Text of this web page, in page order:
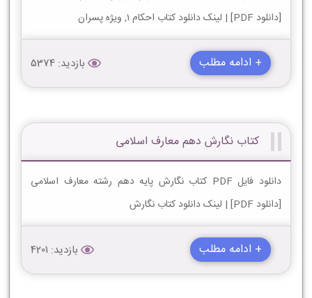
[دانلود PDF] | لینک دانلود کتاب احکام 1, ویژه پسران
+ ادامه مطلب بازدید: 5374
کتاب نگارش دهم معارف اسلامی
دانلود فایل PDF کتاب نگارش پایه دهم رشته معارف اسلامی
[دانلود PDF] | لینک دانلود کتاب نگارش
+ ادامه مطلب بازدید: 4201